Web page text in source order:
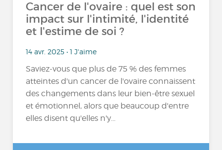
Cancer de l'ovaire : quel est son
impact sur l'intimité, l'identité
et l'estime de soi ?
14 avr. 2025 • 1 J'aime
Saviez-vous que plus de 75 % des femmes
atteintes d'un cancer de l'ovaire connaissent
des changements dans leur bien-être sexuel
et émotionnel, alors que beaucoup d'entre
elles disent qu'elles n'y...